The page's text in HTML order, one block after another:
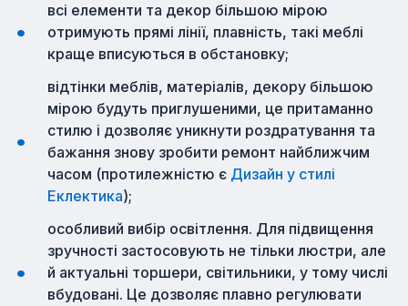
всі елементи та декор більшою мірою
отримують прямі лінії, плавність, такі меблі
краще вписуються в обстановку;
відтінки меблів, матеріалів, декору більшою
мірою будуть приглушеними, це притаманно
стилю і дозволяє уникнути роздратування та
бажання знову зробити ремонт найближчим
часом (протилежністю є Дизайн у стилі
Еклектика);
особливий вибір освітлення. Для підвищення
зручності застосовують не тільки люстри, але
й актуальні торшери, світильники, у тому числі
вбудовані. Це дозволяє плавно регулювати